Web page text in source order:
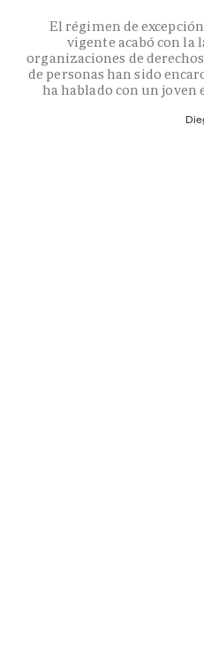
El régimen de
vigente acabó con la
organizaciones de
de personas han sido
ha hablado con un joven